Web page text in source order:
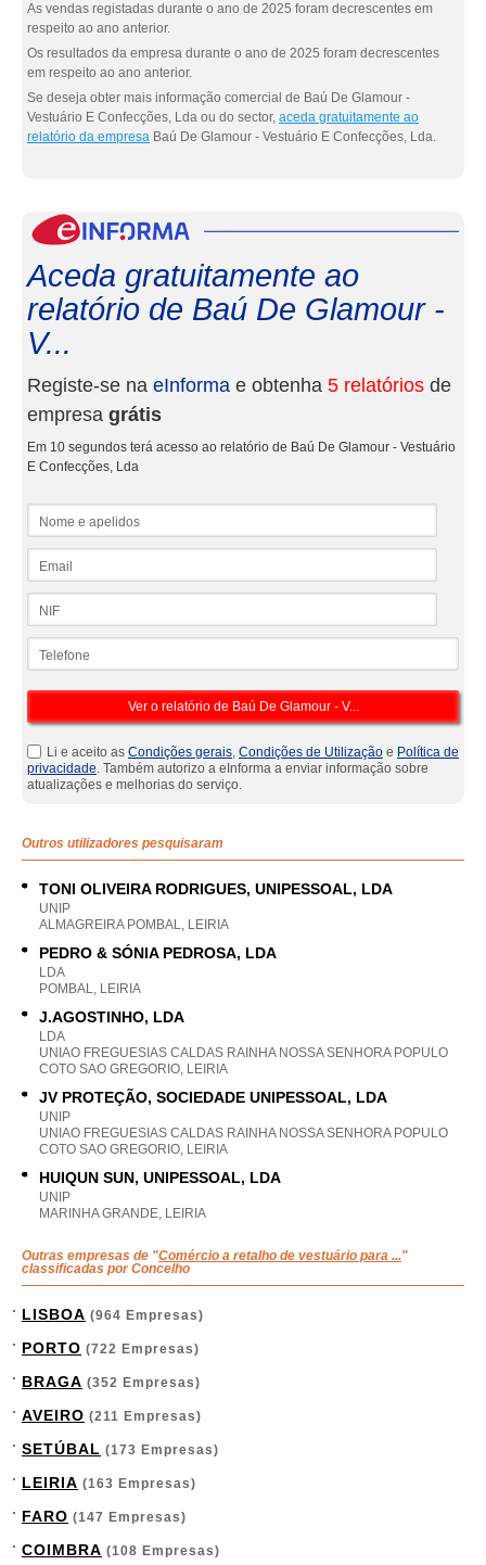
As vendas registadas durante o ano de 2025 foram decrescentes em
respeito ao ano anterior.
Os resultados da empresa durante o ano de 2025 foram decrescentes
em respeito ao ano anterior.
Se deseja obter mais informação comercial de Baú De Glamour -
Vestuário E Confecções, Lda ou do sector, aceda gratuitamente ao
relatório da empresa Baú De Glamour - Vestuário E Confecções, Lda.
Aceda gratuitamente ao
relatório de Baú De Glamour -
V...
Registe-se na eInforma e obtenha 5 relatórios de
empresa grátis
Em 10 segundos terá acesso ao relatório de Baú De Glamour - Vestuário
E Confecções, Lda
Li e aceito as Condições gerais, Condições de Utilização e Política de
privacidade. Também autorizo a eInforma a enviar informação sobre
atualizações e melhorias do serviço.
Outros utilizadores pesquisaram
TONI OLIVEIRA RODRIGUES, UNIPESSOAL, LDA
UNIP
ALMAGREIRA POMBAL, LEIRIA
PEDRO & SÓNIA PEDROSA, LDA
LDA
POMBAL, LEIRIA
J.AGOSTINHO, LDA
LDA
UNIAO FREGUESIAS CALDAS RAINHA NOSSA SENHORA POPULO
COTO SAO GREGORIO, LEIRIA
JV PROTEÇÃO, SOCIEDADE UNIPESSOAL, LDA
UNIP
UNIAO FREGUESIAS CALDAS RAINHA NOSSA SENHORA POPULO
COTO SAO GREGORIO, LEIRIA
HUIQUN SUN, UNIPESSOAL, LDA
UNIP
MARINHA GRANDE, LEIRIA
Outras empresas de "Comércio a retalho de vestuário para ..."
classificadas por Concelho
LISBOA (964 Empresas)
PORTO (722 Empresas)
BRAGA (352 Empresas)
AVEIRO (211 Empresas)
SETÚBAL (173 Empresas)
LEIRIA (163 Empresas)
FARO (147 Empresas)
COIMBRA (108 Empresas)